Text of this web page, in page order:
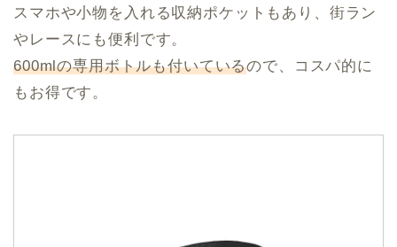
スマホや小物を入れる収納ポケットもあり、街ラン
やレースにも便利です。
600mlの専用ボトルも付いているので、コスパ的に
もお得です。